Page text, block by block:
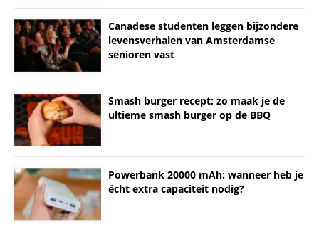
Canadese studenten leggen bijzondere
levensverhalen van Amsterdamse
senioren vast
Smash burger recept: zo maak je de
ultieme smash burger op de BBQ
Powerbank 20000 mAh: wanneer heb je
écht extra capaciteit nodig?